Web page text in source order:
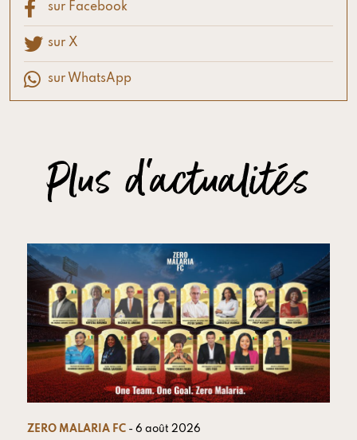
sur Facebook
sur X
sur WhatsApp
Plus d'actualités
ZERO MALARIA FC - 6 août 2026